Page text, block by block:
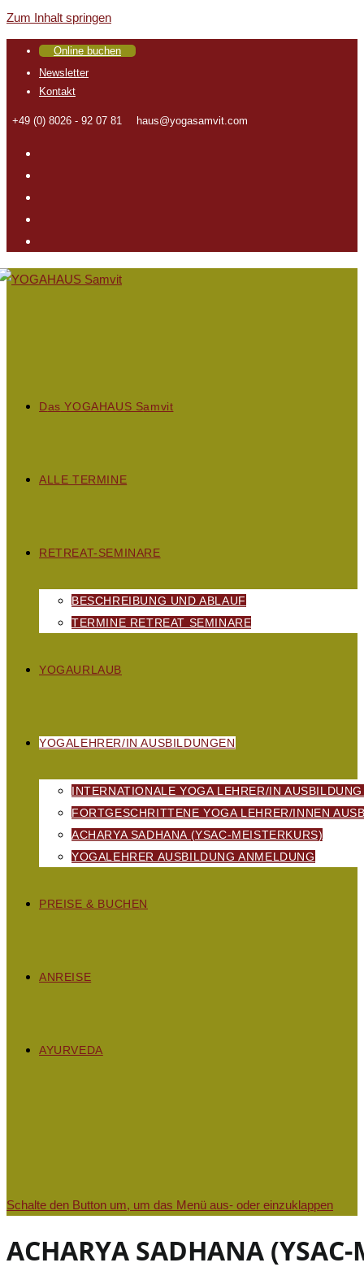
Zum Inhalt springen
Online buchen
Newsletter
Kontakt
+49 (0) 8026 - 92 07 81 haus@yogasamvit.com
Das YOGAHAUS Samvit
ALLE TERMINE
RETREAT-SEMINARE
BESCHREIBUNG UND ABLAUF
TERMINE RETREAT SEMINARE
YOGAURLAUB
YOGALEHRER/IN AUSBILDUNGEN
INTERNATIONALE YOGA LEHRER/IN
FORTGESCHRITTENE YOGA LEHRER/INNEN
ACHARYA SADHANA (YSAC-MEISTERKURS)
YOGALEHRER AUSBILDUNG ANMELDUNG
PREISE & BUCHEN
ANREISE
AYURVEDA
Schalte den Button um, um das Menü aus- oder einzuklappen
ACHARYA SADHANA